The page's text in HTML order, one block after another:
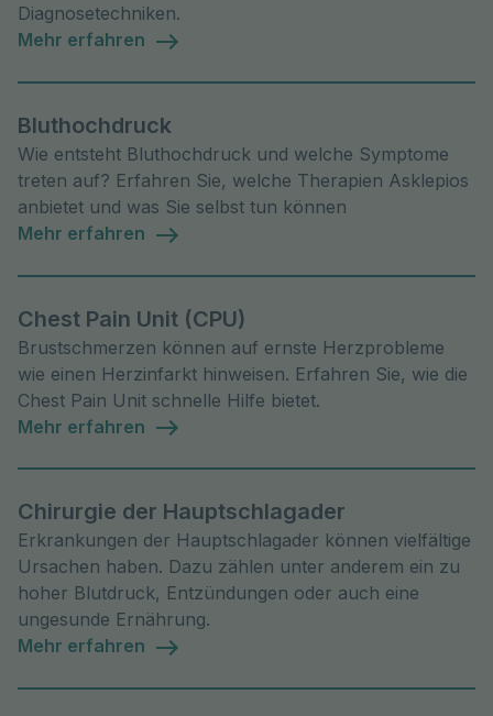
Diagnosetechniken.
Mehr erfahren
Bluthochdruck
Wie entsteht Bluthochdruck und welche Symptome
treten auf? Erfahren Sie, welche Therapien Asklepios
anbietet und was Sie selbst tun können
Mehr erfahren
Chest Pain Unit (CPU)
Brustschmerzen können auf ernste Herzprobleme
wie einen Herzinfarkt hinweisen. Erfahren Sie, wie die
Chest Pain Unit schnelle Hilfe bietet.
Mehr erfahren
Chirurgie der Hauptschlagader
Erkrankungen der Hauptschlagader können vielfältige
Ursachen haben. Dazu zählen unter anderem ein zu
hoher Blutdruck, Entzündungen oder auch eine
ungesunde Ernährung.
Mehr erfahren